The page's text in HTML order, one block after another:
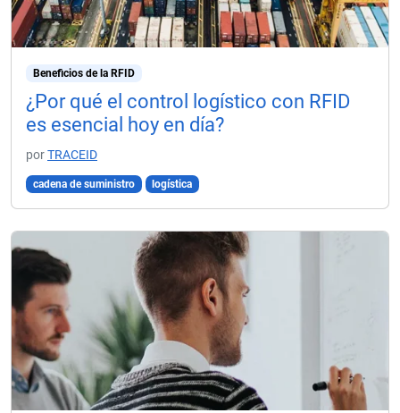
Beneficios de la RFID
¿Por qué el control logístico con RFID
es esencial hoy en día?
porTRACEID
cadena de suministro logística